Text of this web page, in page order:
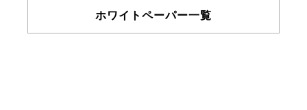
ホワイトペーパー一覧